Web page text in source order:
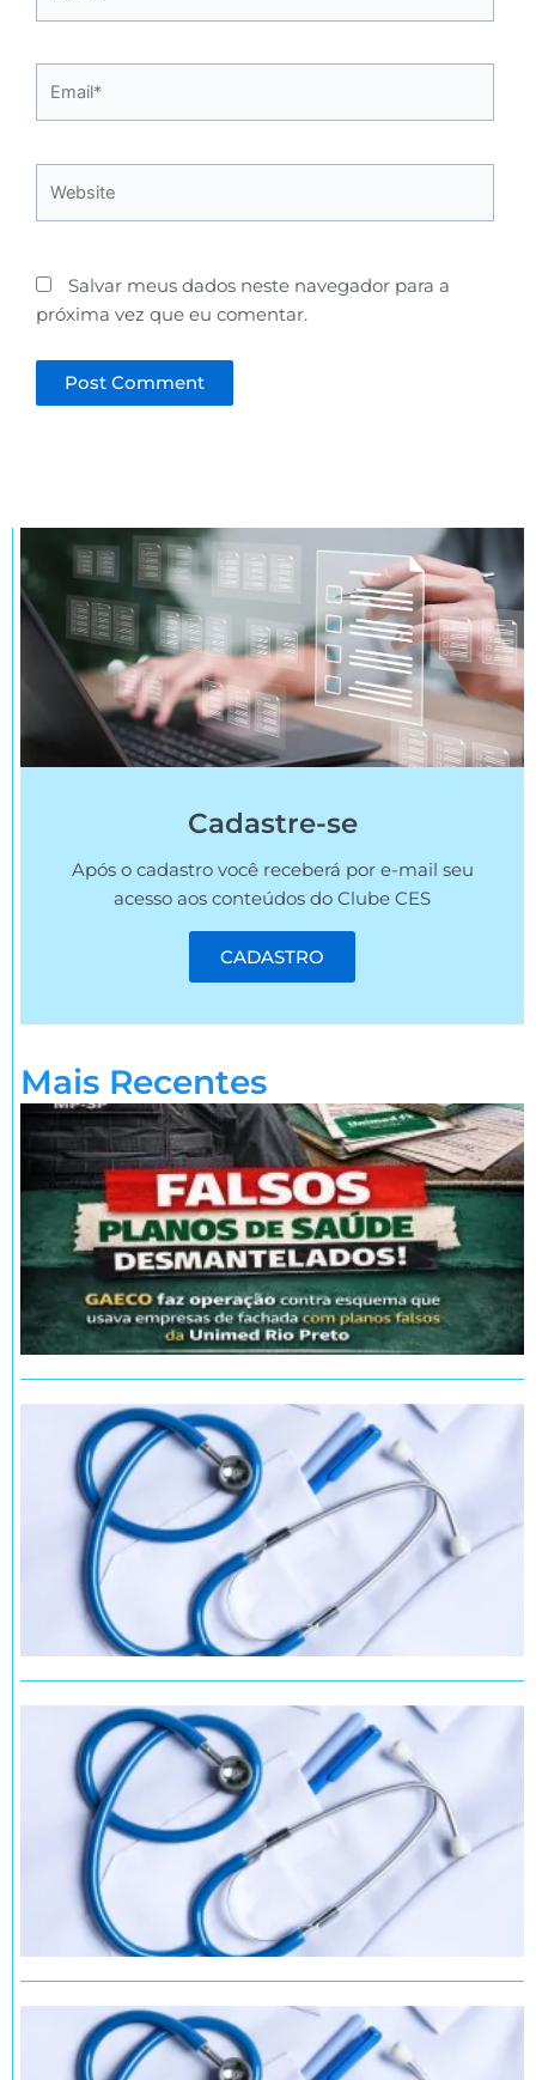
Salvar meus dados neste navegador para a
próxima vez que eu comentar.
Cadastre-se
Após o cadastro você receberá por e-mail seu
acesso aos conteúdos do Clube CES
CADASTRO
Mais Recentes